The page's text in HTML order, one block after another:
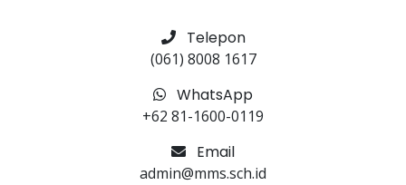
Telepon
(061) 8008 1617
WhatsApp
+62 81-1600-0119
Email
admin@mms.sch.id